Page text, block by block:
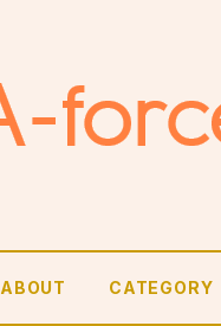
ABOUT CATEGORY